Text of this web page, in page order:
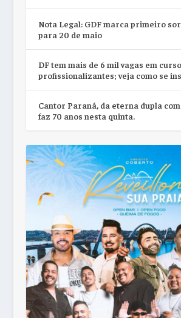
Nota Legal: GDF marca primeiro
para 20 de maio
DF tem mais de 6 mil vagas em
profissionalizantes; veja como se
Cantor Paraná, da eterna dupla com
faz 70 anos nesta quinta.